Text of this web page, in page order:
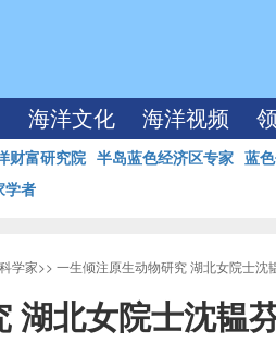
海洋文化 海洋视频
财富研究院 半岛蓝色经济区专家 蓝
学者
学家>> 一生倾注原生动物研究 湖北女院士沈
湖北女院士沈韫